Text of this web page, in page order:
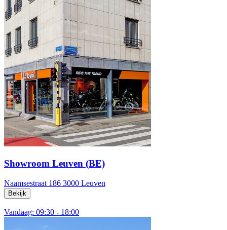
Showroom Leuven (BE)
Naamsestraat 186 3000 Leuven
Bekijk
Vandaag: 09:30 - 18:00